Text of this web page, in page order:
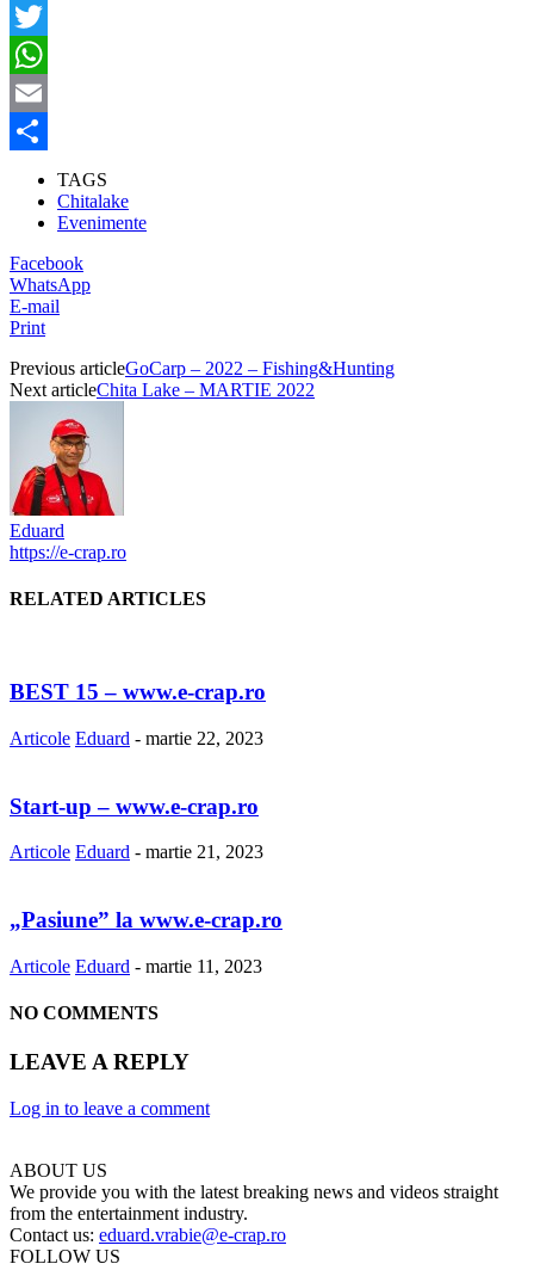
Facebook
Twitter
WhatsApp
Email
Partajează
TAGS
Chitalake
Evenimente
Facebook
WhatsApp
E-mail
Print
Previous articleGoCarp – 2022 – Fishing&Hunting
Next articleChita Lake – MARTIE 2022
Eduard
https://e-crap.ro
RELATED ARTICLES
BEST 15 – www.e-crap.ro
Articole Eduard - martie 22, 2023
Start-up – www.e-crap.ro
Articole Eduard - martie 21, 2023
„Pasiune” la www.e-crap.ro
Articole Eduard - martie 11, 2023
NO COMMENTS
LEAVE A REPLY
Log in to leave a comment
ABOUT US
We provide you with the latest breaking news and videos straight
from the entertainment industry.
Contact us: eduard.vrabie@e-crap.ro
FOLLOW US